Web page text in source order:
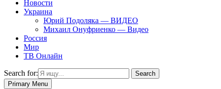
Новости
Украина
Юрий Подоляка — ВИДЕО
Михаил Онуфриенко — Видео
Россия
Мир
ТВ Онлайн
Search for:
Search
Primary Menu